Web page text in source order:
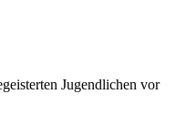
Jugendlichen vor